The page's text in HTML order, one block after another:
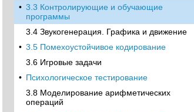
• 3.3 Контролирующие и обучающие
программы
3.4 Звукогенерация. Графика и движение
• 3.5 Помехоустойчивое кодирование
3.6 Игровые задачи
• Психологическое тестирование
3.8 Моделирование арифметических
операций